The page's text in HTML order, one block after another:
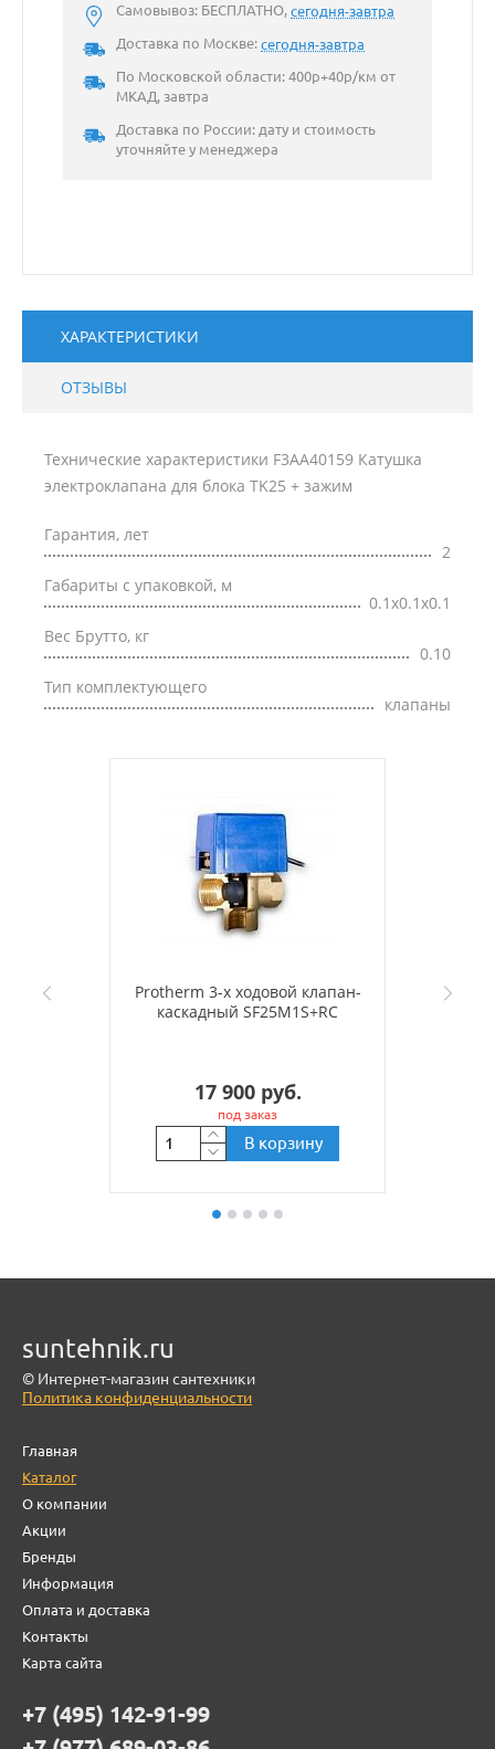
Самовывоз: БЕСПЛАТНО,сегодня-завтра
Доставка по Москве:сегодня-завтра
По Московской области: 400р+40р/км от
МКАД, завтра
Доставка по России: дату и стоимость
уточняйте у менеджера
ХАРАКТЕРИСТИКИ
ОТЗЫВЫ
Технические характеристики F3AA40159 Катушка
электроклапана для блока TK25 + зажим
Гарантия, лет
2
Габариты с упаковкой, м
0.1x0.1x0.1
Вес Брутто, кг
0.10
Тип комплектующего
клапаны
Protherm 3-х ходовой клапан-
каскадный SF25M1S+RC
17 900 руб.
под заказ
В корзину
suntehnik.ru
© Интернет-магазин сантехники
Политика конфиденциальности
Главная
Каталог
О компании
Акции
Бренды
Информация
Оплата и доставка
Контакты
Карта сайта
+7 (495) 142-91-99